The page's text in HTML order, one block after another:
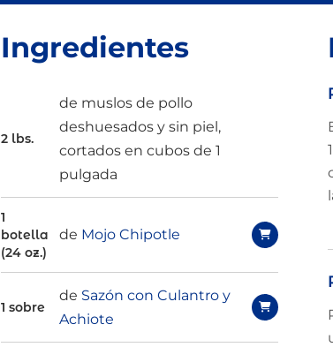
Ingredientes
2 lbs.
de muslos de pollo
deshuesados y sin piel,
cortados en cubos de 1
pulgada
1
botella
(24 oz.)
de Mojo Chipotle
1 sobre
de Sazón con Culantro y
Achiote